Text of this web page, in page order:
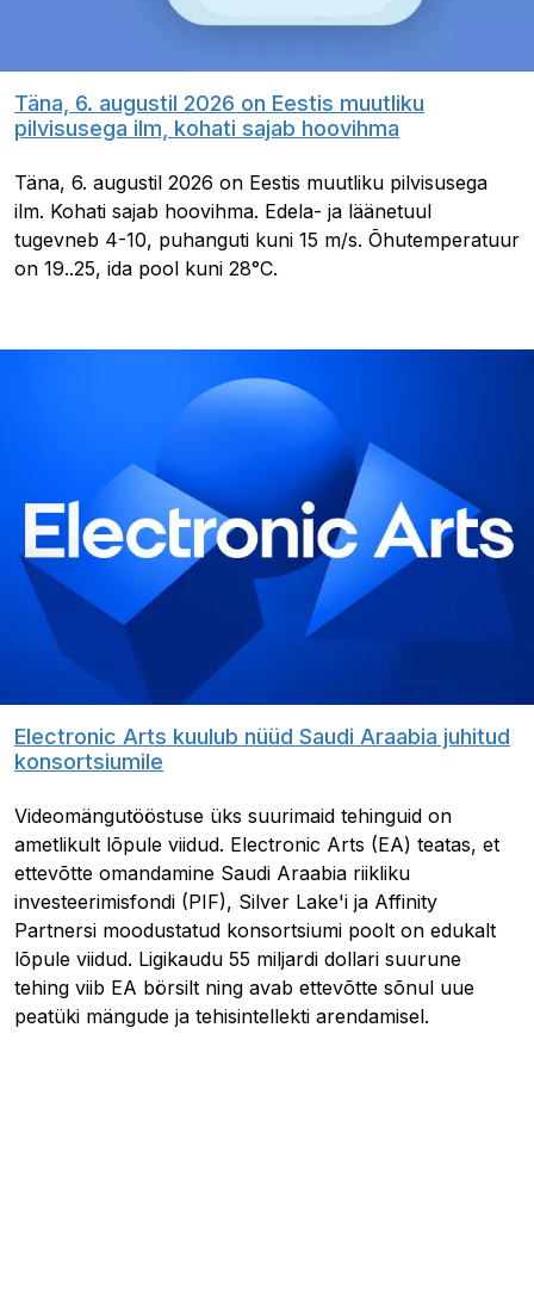
Täna, 6. augustil 2026 on Eestis muutliku
pilvisusega ilm, kohati sajab hoovihma
Täna, 6. augustil 2026 on Eestis muutliku pilvisusega
ilm. Kohati sajab hoovihma. Edela- ja läänetuul
tugevneb 4-10, puhanguti kuni 15 m/s. Õhutemperatuur
on 19..25, ida pool kuni 28°C.
Electronic Arts kuulub nüüd Saudi Araabia juhitud
konsortsiumile
Videomängutööstuse üks suurimaid tehinguid on
ametlikult lõpule viidud. Electronic Arts (EA) teatas, et
ettevõtte omandamine Saudi Araabia riikliku
investeerimisfondi (PIF), Silver Lake'i ja Affinity
Partnersi moodustatud konsortsiumi poolt on edukalt
lõpule viidud. Ligikaudu 55 miljardi dollari suurune
tehing viib EA börsilt ning avab ettevõtte sõnul uue
peatüki mängude ja tehisintellekti arendamisel.